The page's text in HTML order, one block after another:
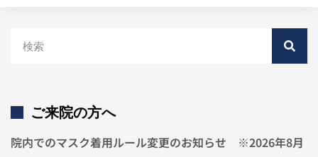
ご来院の方へ
院内でのマスク着用ルール変更のお知らせ ※2026年8月